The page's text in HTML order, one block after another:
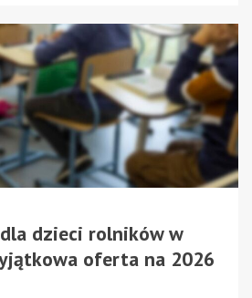
dzieci rolników w
oferta na 2026